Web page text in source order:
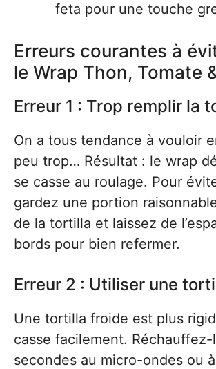
feta pour une touche
Erreurs courantes à
le Wrap Thon, Tomate
Erreur 1 : Trop remplir la
On a tous tendance à vouloir
peu trop… Résultat : le wrap
se casse au roulage. Pour
gardez une portion
de la tortilla et laissez de
bords pour bien refermer.
Erreur 2 : Utiliser une
Une tortilla froide est plus
casse facilement.
secondes au micro-ondes ou